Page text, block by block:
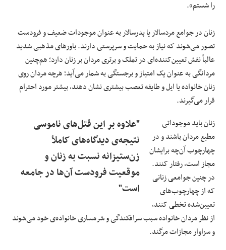
را شستم».
زنان در جوامع مردسالار یا پدرسالار به عنوان موجودات ضعیف و فرودست
تصور می‌شوند که نیاز به حمایت و سرپرستی دارند. باورهای مذهبی شدید
عالباً نقش تعیین‌کننده‌ای در تملک و برتری مردان بر زنان دارد؛ هم‌چنین
مردانگی به عنوان یک امتیاز و برجستگی به شمار می‌آید؛ هرچه مردان روی
زنان خانواده یا ایل و طایفه تعصب بیشتری نشان دهند، بیشتر مورد احترام
قرار می‌گیرند.
"علاوه بر این قتل‌های ناموسی
نتیجه‌ی دیدگاه‌های کاملاً
زن‌ستیزانه نسبت به زنان و
موقعیت فرودست آن‌ها در جامعه
است"
زنان باید موجوداتی
مطیع مردان باشند و در
چهارچوب آن‌چه برایشان
مجاز است، رفتار کنند.
در چنین جوامعی زنانی
که از چهارچوب‌های
تعیین‌شده تخطی کنند،
از نظر مردان خانواده سبب سرافکندگی و شرمساری خانواده‌ی خود می‌شوند
و سزاوار مجازات مرگند.